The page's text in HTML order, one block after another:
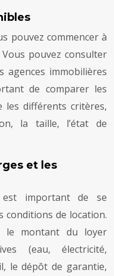
pouvez commencer à
pouvez consulter
agences immobilières
de comparer les
différents critères,
la taille, l’état de
et les
important de se
conditions de location.
le montant du loyer
(eau, électricité,
le dépôt de garantie,